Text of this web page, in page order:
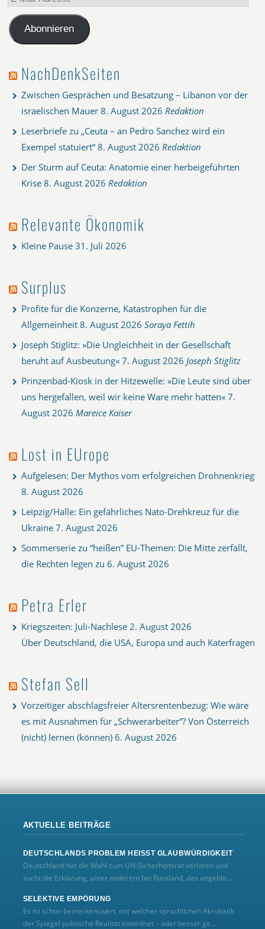
Mail-
AdresseAbonnieren
NachDenkSeiten
Zwischen Gesprächen und Besatzung – Libanon vor der
israelischen Mauer 8. August 2026 Redaktion
Leserbriefe zu „Ceuta – an Pedro Sanchez wird ein
Exempel statuiert“ 8. August 2026 Redaktion
Der Sturm auf Ceuta: Anatomie einer herbeigeführten
Krise 8. August 2026 Redaktion
Relevante Ökonomik
Kleine Pause 31. Juli 2026
Surplus
Profite für die Konzerne, Katastrophen für die
Allgemeinheit 8. August 2026 Soraya Fettih
Joseph Stiglitz: »Die Ungleichheit in der Gesellschaft
beruht auf Ausbeutung« 7. August 2026 Joseph Stiglitz
Prinzenbad-Kiosk in der Hitzewelle: »Die Leute sind über
uns hergefallen, weil wir keine Ware mehr hatten« 7.
August 2026 Mareice Kaiser
Lost in EUrope
Aufgelesen: Der Mythos vom erfolgreichen Drohnenkrieg
8. August 2026
Leipzig/Halle: Ein gefährliches Nato-Drehkreuz für die
Ukraine 7. August 2026
Sommerserie zu “heißen” EU-Themen: Die Mitte zerfällt,
die Rechten legen zu 6. August 2026
Petra Erler
Kriegszeiten: Juli-Nachlese 2. August 2026
Über Deutschland, die USA, Europa und auch Katerfragen
Stefan Sell
Vorzeitiger abschlagsfreier Altersrentenbezug: Wie wäre
es mit Ausnahmen für „Schwerarbeiter“? Von Österreich
(nicht) lernen (können) 6. August 2026
AKTUELLE BEITRÄGE
DEUTSCHLANDS PROBLEM HEISST GLAUBWÜRDIGKEIT
Deutschland hat die Wahl zum UN‑Sicherheitsrat verloren und
sucht die Erklärung, unter anderem bei Russland, das angeblic...
SELEKTIVE EMPÖRUNG
Es ist schon bemerkenswert, mit welcher sprachlichen Akrobatik
der Spiegel politische Realität einordnet – oder besser ge...